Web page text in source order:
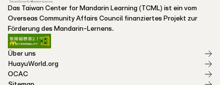
Das Taiwan Center for Mandarin Learning (TCML) ist ein vom
Overseas Community Affairs Council finanziertes Projekt zur
Förderung des Mandarin-Lernens.
Über uns
HuayuWorld.org
OCAC